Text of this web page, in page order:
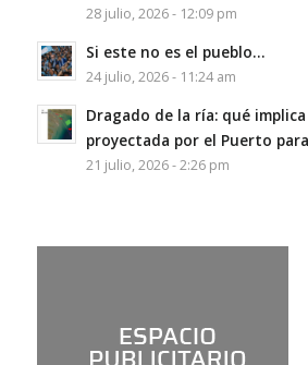
28 julio, 2026 - 12:09 pm
Si este no es el pueblo…
24 julio, 2026 - 11:24 am
Dragado de la ría: qué
proyectada por el Puerto
21 julio, 2026 - 2:26 pm